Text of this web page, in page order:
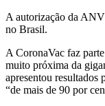
A autorização da
no Brasil.
A CoronaVac faz
muito próxima da
apresentou resultados
“de mais de 90 por